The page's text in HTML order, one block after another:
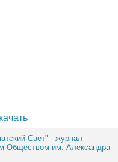
Свет" - журнал
Обществом им. Александра